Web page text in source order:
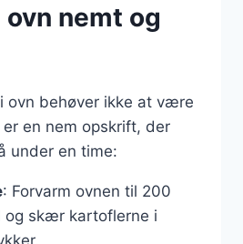
nemt og
ovn behøver ikke at være
en nem opskrift, der
under en time:
: Forvarm ovnen til 200
og skær kartoflerne i